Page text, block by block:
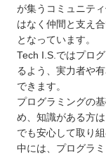
宮崎で自分
う！
自分の住ん
探したい⭐️
関東
中部
近畿
が集うコミュニテ
はなく仲間と支え
となっています。
Tech I.S.ではプロ
るよう、実力者や
できます。
プログラミングの
め、知識がある方
でも安心して取り
中には、プログラ